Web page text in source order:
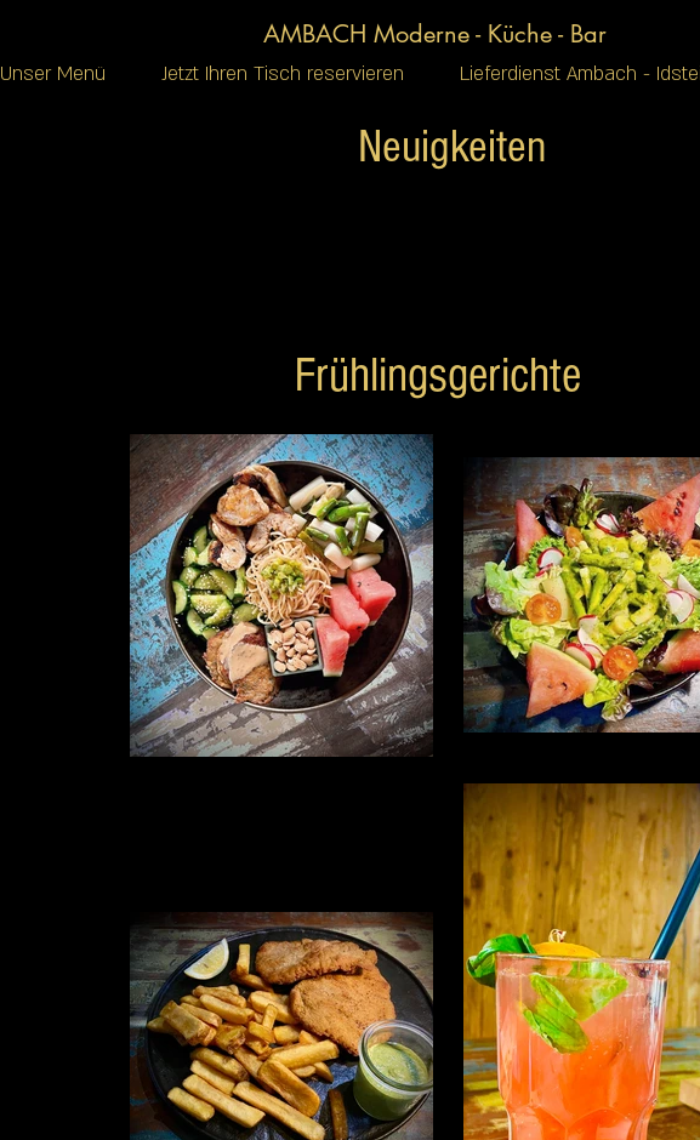
Unser Menü Jetzt Ihren Tisch reservieren Lieferdienst Ambach -
AMBACH Moderne - Küche - Bar
Neuigkeiten
Frühlingsgerichte